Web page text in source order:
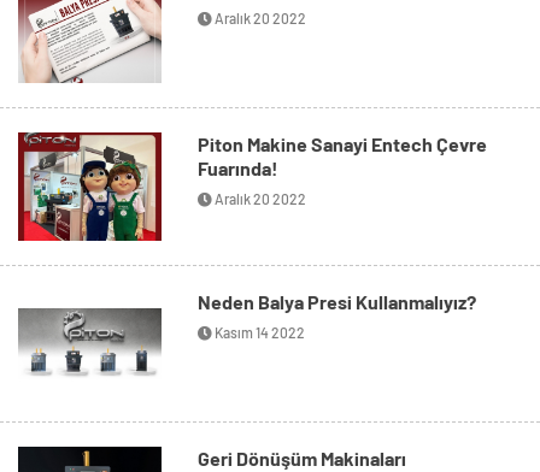
Aralık 20 2022
Piton Makine Sanayi Entech Çevre
Fuarında!
Aralık 20 2022
Neden Balya Presi Kullanmalıyız?
Kasım 14 2022
Geri Dönüşüm Makinaları